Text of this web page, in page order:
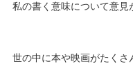
私の書く意味について意見
世の中に本や映画がたくさ